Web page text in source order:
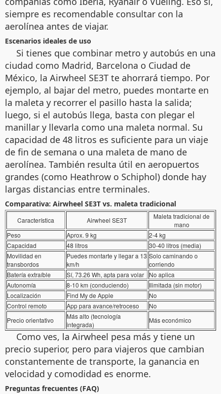
siempre es recomendable consultar con la
aerolínea antes de viajar.
Escenarios ideales de uso
Si tienes que combinar metro y autobús en una
ciudad como Madrid, Barcelona o Ciudad de
México, la Airwheel SE3T te ahorrará tiempo. Por
ejemplo, al bajar del metro, puedes montarte en
la maleta y recorrer el pasillo hasta la salida;
luego, si el autobús llega, basta con plegar el
manillar y llevarla como una maleta normal. Su
capacidad de 48 litros es suficiente para un viaje
de fin de semana o una maleta de mano de
aerolínea. También resulta útil en aeropuertos
grandes (como Heathrow o Schiphol) donde hay
largas distancias entre terminales.
Comparativa: Airwheel SE3T vs. maleta tradicional
Característica Airwheel SE3T
Maleta tradicional de
mano
Peso
Aprox. 9 kg
2-4 kg
Capacidad
48 litros
30-40 litros (media)
Movilidad en
transbordos
Puedes montarte y llegar a 13
km/h
Solo caminando o
corriendo
Batería extraíble
Sí, 73.26 Wh, apta para volar
No aplica
Autonomía
8-10 km (conduciendo)
Ilimitada (sin motor)
Localización
Find My de Apple
No
Control remoto
App para avance/retroceso
No
Precio orientativo
Más alto (tecnología
integrada)
Más económico
Como ves, la Airwheel pesa más y tiene un
precio superior, pero para viajeros que cambian
constantemente de transporte, la ganancia en
velocidad y comodidad es enorme.
Preguntas frecuentes (FAQ)